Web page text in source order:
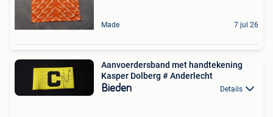
Made 7 jul 26
Aanvoerdersband met handtekening
Kasper Dolberg # Anderlecht
Bieden Details